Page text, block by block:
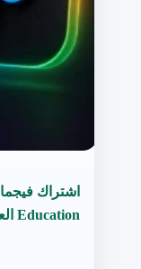
Education العالمي